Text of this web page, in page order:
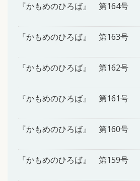
『かもめのひろば』 第164号
『かもめのひろば』 第163号
『かもめのひろば』 第162号
『かもめのひろば』 第161号
『かもめのひろば』 第160号
『かもめのひろば』 第159号